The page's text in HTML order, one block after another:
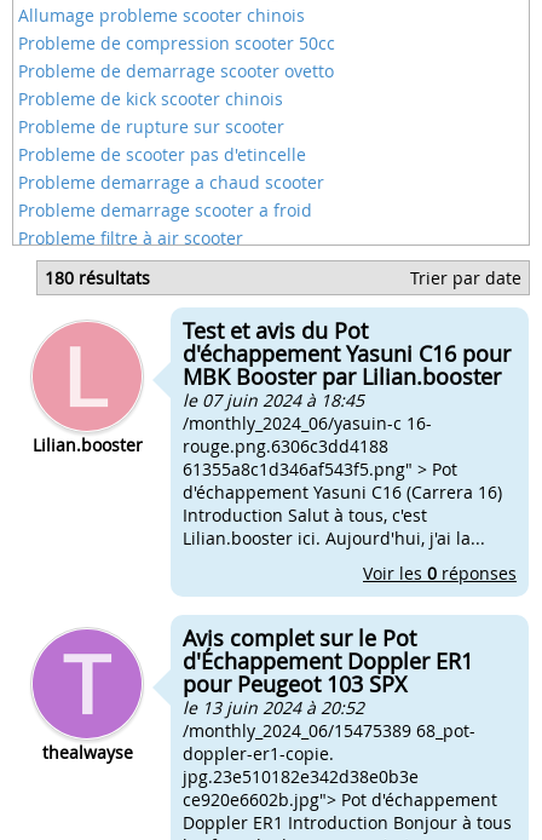
Allumage probleme scooter chinois
Probleme de compression scooter 50cc
Probleme de demarrage scooter ovetto
Probleme de kick scooter chinois
Probleme de rupture sur scooter
Probleme de scooter pas d'etincelle
Probleme demarrage a chaud scooter
Probleme demarrage scooter a froid
Probleme filtre à air scooter
Probleme pompe a huile scooter
Probleme scooter s'étouffe à l'acceleration
Probleme vitesse de pointe scooter
Problemes de demarrage scooter gilera
180 résultats Trier par date
Lilian.booster
Test et avis du Pot
d'échappement Yasuni C16 pour
MBK Booster par Lilian.booster
le 07 juin 2024 à 18:45
/monthly_2024_06/yasuin-c 16-
rouge.png.6306c3dd4188
61355a8c1d346af543f5.png" > Pot
d'échappement Yasuni C16 (Carrera 16)
Introduction Salut à tous, c'est
Lilian.booster ici. Aujourd'hui, j'ai la...
Voir les 0 réponses
thealwayse
Avis complet sur le Pot
d'Échappement Doppler ER1
pour Peugeot 103 SPX
le 13 juin 2024 à 20:52
/monthly_2024_06/15475389 68_pot-
doppler-er1-copie.
jpg.23e510182e342d38e0b3e
ce920e6602b.jpg"> Pot d'échappement
Doppler ER1 Introduction Bonjour à tous